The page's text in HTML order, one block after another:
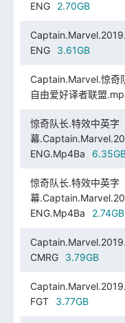
ENG 2.70GB
ENG
3.61GB
Captain.Marvel.惊奇
自由爱好译者联盟
惊奇队长.特效中英字
幕
ENG.Mp4Ba
惊奇队长.特效中英字
幕
ENG.Mp4Ba
2.74GB
CMRG
3.79GB
FGT
3.77GB